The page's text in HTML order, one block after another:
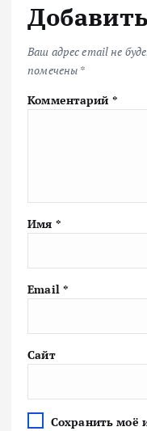
Ваш адрес email не
помечены *
Комментарий *
Имя *
Email *
Сайт
Сохранить моё